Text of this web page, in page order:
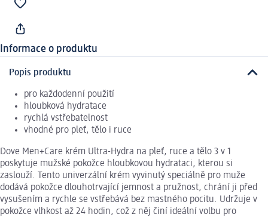
Informace o produktu
Popis produktu
pro každodenní použití
hloubková hydratace
rychlá vstřebatelnost
vhodné pro pleť, tělo i ruce
Dove Men+Care krém Ultra-Hydra na pleť, ruce a tělo 3 v 1
poskytuje mužské pokožce hloubkovou hydrataci, kterou si
zaslouží. Tento univerzální krém vyvinutý speciálně pro muže
dodává pokožce dlouhotrvající jemnost a pružnost, chrání ji před
vysušením a rychle se vstřebává bez mastného pocitu. Udržuje v
pokožce vlhkost až 24 hodin, což z něj činí ideální volbu pro